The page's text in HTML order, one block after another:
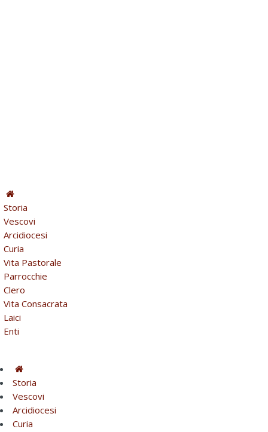
Storia
Vescovi
Arcidiocesi
Curia
Vita Pastorale
Parrocchie
Clero
Vita Consacrata
Laici
Enti
Storia
Vescovi
Arcidiocesi
Curia